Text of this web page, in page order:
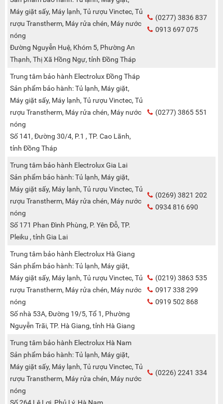
Máy giặt sấy, Máy lạnh, Tủ rượu Vinctec, Tủ
rượu Transtherm, Máy rửa chén, Máy nước
nóng
Đường Nguyễn Huệ, Khóm 5, Phường An
Thạnh, Thị Xã Hồng Ngự, tỉnh Đồng Tháp
(0277) 3836 837
0913 697 075
Trung tâm bảo hành Electrolux Đồng Tháp
Sản phẩm bảo hành: Tủ lạnh, Máy giặt,
Máy giặt sấy, Máy lạnh, Tủ rượu Vinctec, Tủ
rượu Transtherm, Máy rửa chén, Máy nước
nóng
Số 141, Đường 30/4, P.1 , TP. Cao Lãnh,
tỉnh Đồng Tháp
(0277) 3865 551
Trung tâm bảo hành Electrolux Gia Lai
Sản phẩm bảo hành: Tủ lạnh, Máy giặt,
Máy giặt sấy, Máy lạnh, Tủ rượu Vinctec, Tủ
rượu Transtherm, Máy rửa chén, Máy nước
nóng
Số 171 Phan Đình Phùng, P. Yên Đỗ, TP.
Pleiku , tỉnh Gia Lai
(0269) 3821 202
0934 816 690
Trung tâm bảo hành Electrolux Hà Giang
Sản phẩm bảo hành: Tủ lạnh, Máy giặt,
Máy giặt sấy, Máy lạnh, Tủ rượu Vinctec, Tủ
rượu Transtherm, Máy rửa chén, Máy nước
nóng
Số nhà 53A, Đường 19/5, Tổ 1, Phường
Nguyễn Trãi, TP. Hà Giang, tỉnh Hà Giang
(0219) 3863 535
0917 338 299
0919 502 868
Trung tâm bảo hành Electrolux Hà Nam
Sản phẩm bảo hành: Tủ lạnh, Máy giặt,
Máy giặt sấy, Máy lạnh, Tủ rượu Vinctec, Tủ
rượu Transtherm, Máy rửa chén, Máy nước
nóng
Số 264 Lê Lợi, Phủ Lý, Hà Nam
(0226) 2241 334